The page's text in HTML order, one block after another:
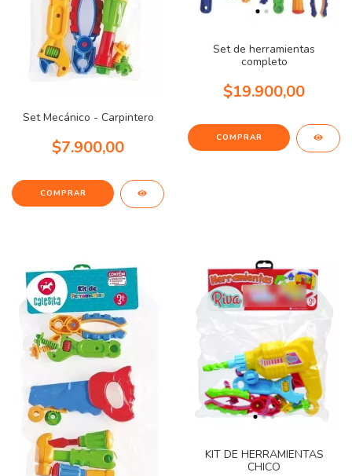
Set Mecánico - Carpintero
$7.900,00
Set de herramientas
completo
$19.900,00
KIT DE HERRAMIENTAS
CHICO